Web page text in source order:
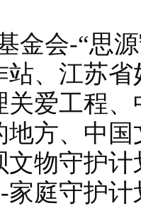
金会-“思
站、江苏
关爱工程
地方、中
物守护
家庭守护